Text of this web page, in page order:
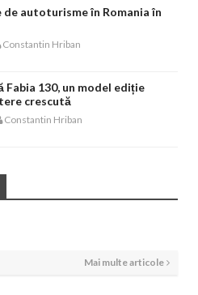
autoturisme în Romania în
Constantin Hriban
Fabia 130, un model ediție
crescută
Constantin Hriban
Mai multe articole